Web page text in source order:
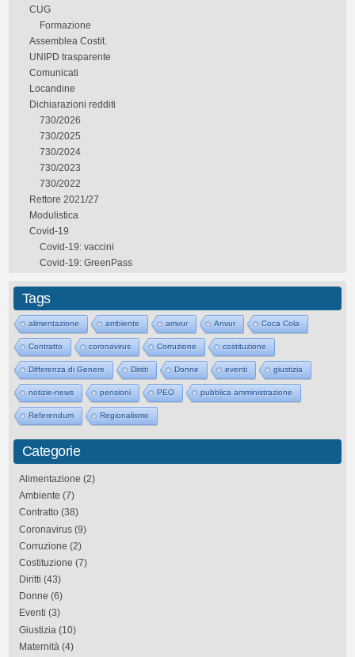
CUG
Formazione
Assemblea Costit.
UNIPD trasparente
Comunicati
Locandine
Dichiarazioni redditi
730/2026
730/2025
730/2024
730/2023
730/2022
Rettore 2021/27
Modulistica
Covid-19
Covid-19: vaccini
Covid-19: GreenPass
Tags
alimentazione ambiente amvur Anvur Coca Cola
Contratto coronavirus Corruzione costituzione
Differenza di Genere Diritti Donne eventi giustizia
notizie-news pensioni PEO pubblica amministrazione
Referendum Regionalismo
Categorie
Alimentazione (2)
Ambiente (7)
Contratto (38)
Coronavirus (9)
Corruzione (2)
Costituzione (7)
Diritti (43)
Donne (6)
Eventi (3)
Giustizia (10)
Maternità (4)